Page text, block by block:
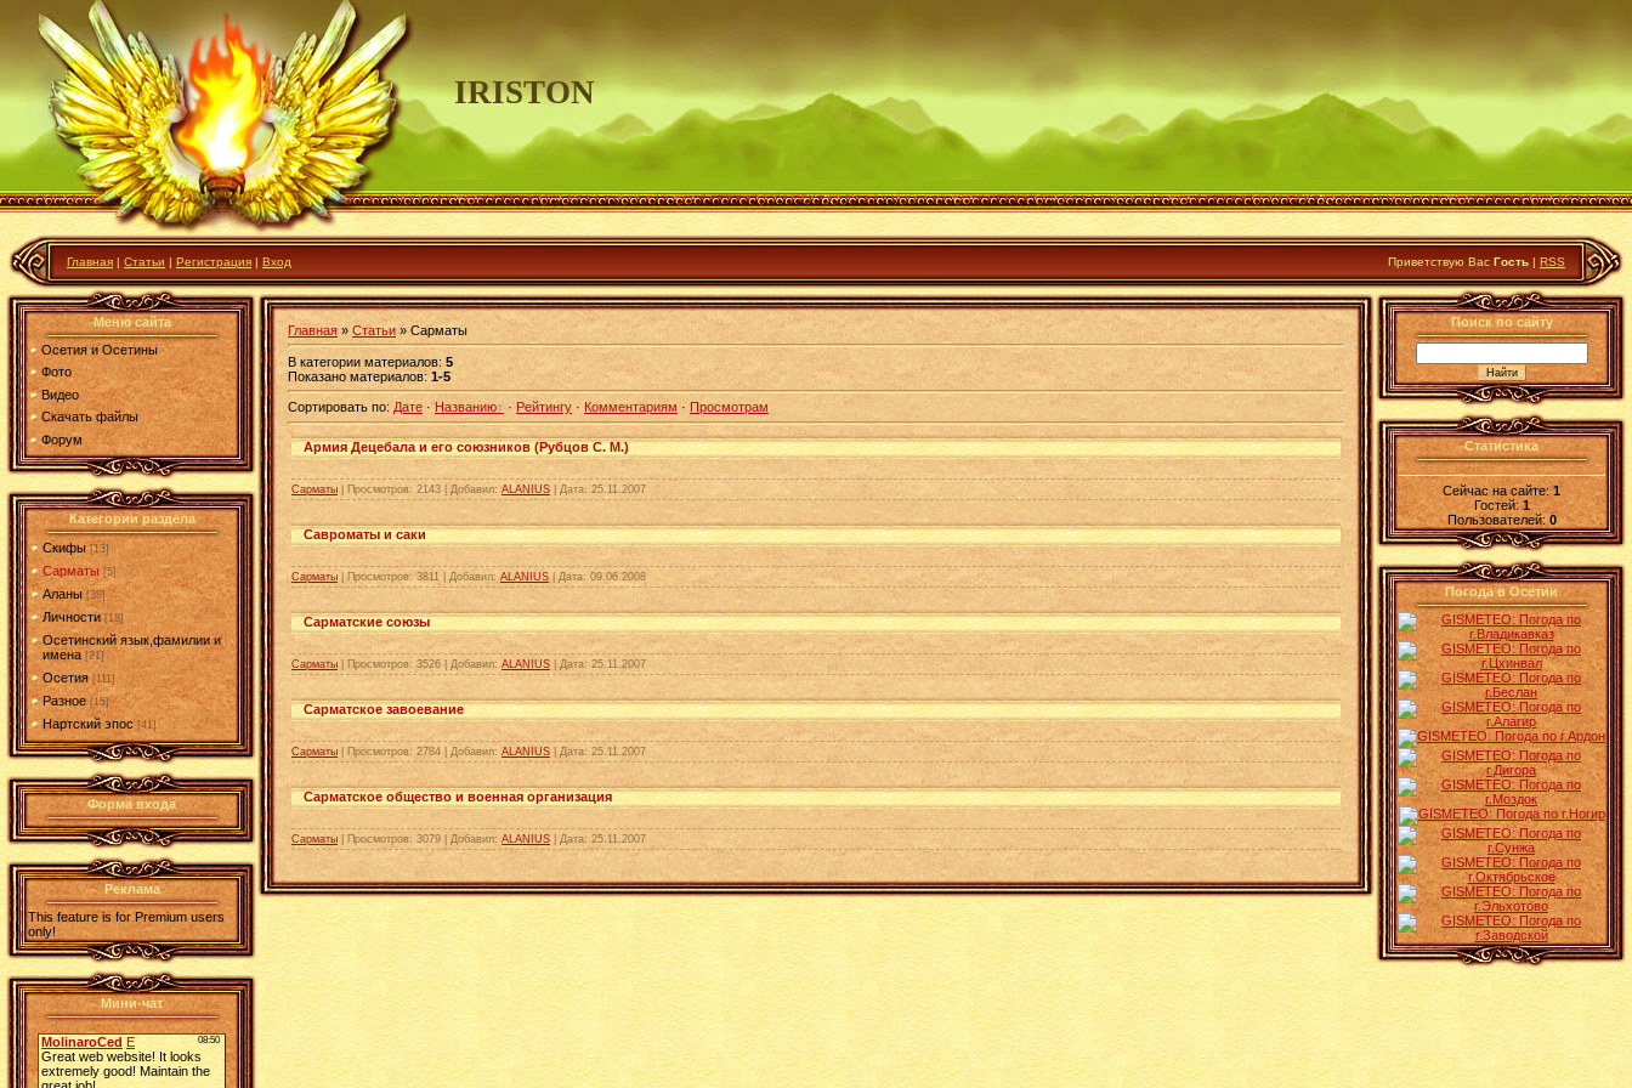
IRISTON
Главная | Статьи | Регистрация | Вход Приветствую Вас Гость | RSS
Меню сайта
Осетия и Осетины
Фото
Видео
Скачать файлы
Форум
Категории раздела
Скифы [13]
Сарматы [5]
Аланы [38]
Личности [18]
Осетинский язык,фамилии и
имена [21]
Осетия [111]
Разное [15]
Нартский эпос [41]
Форма входа
Реклама
This feature is for Premium users
only!
Мини-чат
Главная » Статьи » Сарматы
В категории материалов: 5
Показано материалов: 1-5
Сортировать по: Дате · Названию · Рейтингу · Комментариям · Просмотрам
Армия Децебала и его союзников (Рубцов С. М.)
Сарматы Просмотров: 2143 Добавил: ALANIUS Дата: 25.11.2007
Савроматы и саки
Сарматы Просмотров: 3811 Добавил: ALANIUS Дата: 09.06.2008
Сарматские союзы
Сарматы Просмотров: 3526 Добавил: ALANIUS Дата: 25.11.2007
Сарматское завоевание
Сарматы Просмотров: 2784 Добавил: ALANIUS Дата: 25.11.2007
Сарматское общество и военная организация
Сарматы Просмотров: 3079 Добавил: ALANIUS Дата: 25.11.2007
Поиск по сайту
Статистика
Сейчас на сайте: 1
Гостей:1
Пользователей: 0
Погода в Осетии